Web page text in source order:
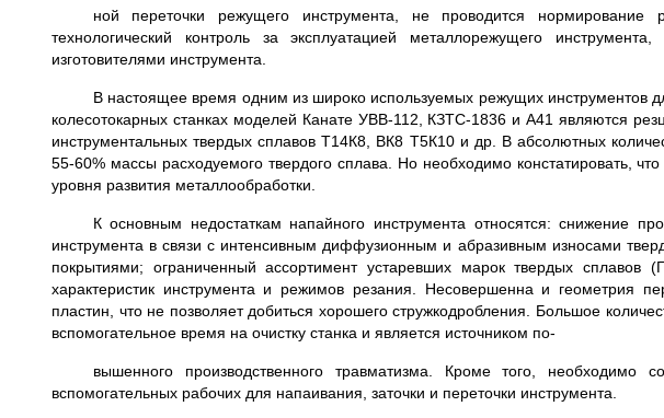
ной переточки режущего инструмента, не проводится нормирование
технологический контроль за эксплуатацией металлорежущего
изготовителями инструмента.
В настоящее время одним из широко используемых режущих инструментов
колесотокарных станках моделей Канате УВВ-112, КЗТС-1836 и А41 являются
инструментальных твердых сплавов Т14К8, ВК8 Т5К10 и др. В абсолютных
55-60% массы расходуемого твердого сплава. Но необходимо констатировать,
уровня развития металлообработки.
К основным недостаткам напайного инструмента относятся: снижение
инструмента в связи с интенсивным диффузионным и абразивным износами
покрытиями; ограниченный ассортимент устаревших марок твердых сплавов
характеристик инструмента и режимов резания. Несовершенна и геометрия
пластин, что не позволяет добиться хорошего стружкодробления. Большое
вспомогательное время на очист­ку станка и является источником по-
вышенного производственного травматизма. Кроме того, необходимо
вспомогательных рабочих для напаивания, заточки и переточки инстру­мента.